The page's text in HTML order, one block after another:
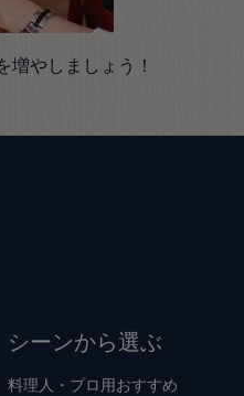
やしましょう！
シーンから選ぶ
料理人・プロ用おすすめ